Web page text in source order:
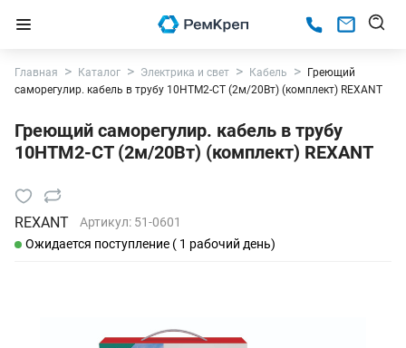
Главная Каталог Электрика и свет Кабель
Греющий
саморегулир. кабель в трубу 10HTM2-CT (2м/20Вт) (комплект) REXANT
Греющий саморегулир. кабель в трубу
10HTM2-CT (2м/20Вт) (комплект) REXANT
REXANT Артикул: 51-0601
Ожидается поступление ( 1 рабочий день)